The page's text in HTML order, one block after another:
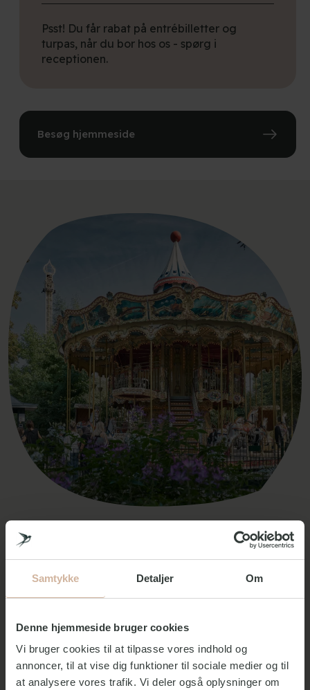
Samtykke Detaljer Om
Denne hjemmeside bruger cookies
Vi bruger cookies til at tilpasse vores indhold og
annoncer, til at vise dig funktioner til sociale medier og til
at analysere vores trafik. Vi deler også oplysninger om
Psst! Du får rabat på entrébilletter og
turpas, når du bor hos os - spørg i
receptionen.
Besøg hjemmeside
Foto: Lasse Salling
Forlystelsespark i hjertet af
København
Forlystelser
I haven er der over 30 forlystelser for både store og
små, vovehalse og dem, der foretrækker en mindre vild
oplevelse. Tivolis forlystelser spænder fra det ikoniske